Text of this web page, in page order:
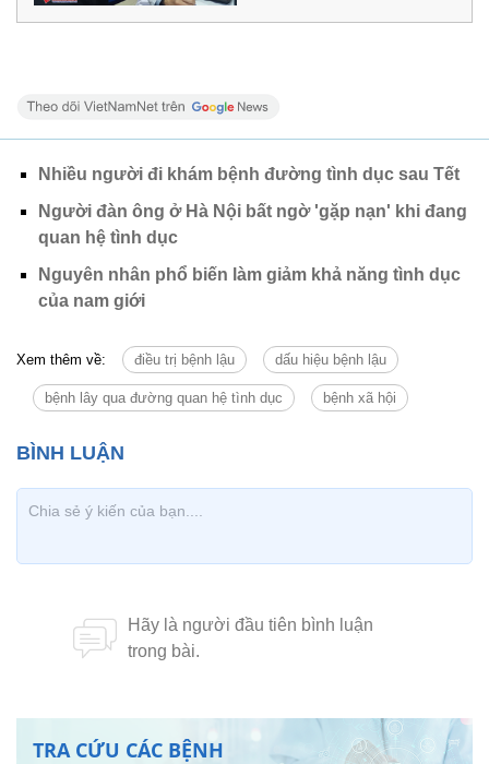
Nhiều người đi khám bệnh đường tình dục sau Tết
Người đàn ông ở Hà Nội bất ngờ 'gặp nạn' khi đang
quan hệ tình dục
Nguyên nhân phổ biến làm giảm khả năng tình dục
của nam giới
Xem thêm về: điều trị bệnh lậu dấu hiệu bệnh lậu
bệnh lây qua đường quan hệ tình dục bệnh xã hội
TRA CỨU CÁC BỆNH